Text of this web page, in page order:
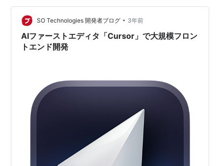
れた2022年の11月から開始しているので、1年以上かか
った長期プロジェクトとなります。今日はNuxt 3へのバ
ージョンアップにkickflowが…
SO Technologies 開発者ブログ • 3年前
AIファーストエディタ「Cursor」で大規模フロン
トエンド開発